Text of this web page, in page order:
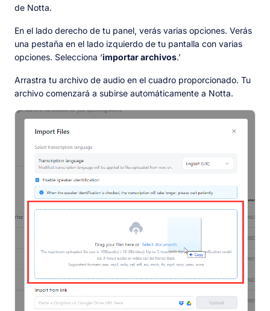
de Notta.
En el lado derecho de tu panel, verás varias opciones. Verás
una pestaña en el lado izquierdo de tu pantalla con varias
opciones. Selecciona ‘importar archivos.’
Arrastra tu archivo de audio en el cuadro proporcionado. Tu
archivo comenzará a subirse automáticamente a Notta.